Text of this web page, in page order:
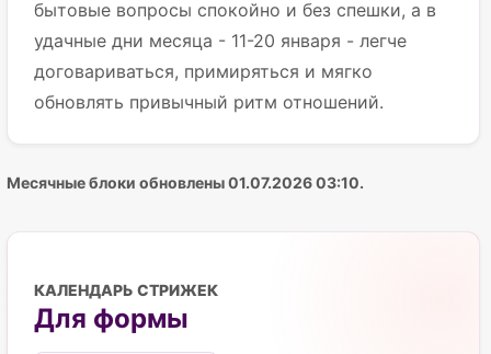
бытовые вопросы спокойно и без спешки, а в
удачные дни месяца - 11-20 января - легче
договариваться, примиряться и мягко
обновлять привычный ритм отношений.
Месячные блоки обновлены 01.07.2026 03:10.
КАЛЕНДАРЬ СТРИЖЕК
Для формы